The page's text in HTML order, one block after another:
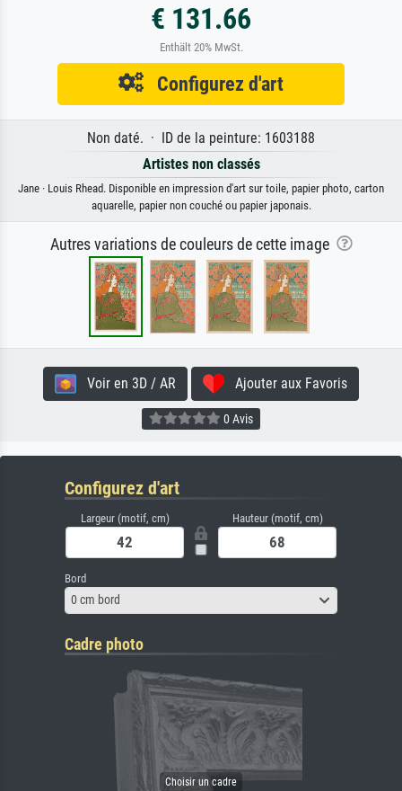
€ 131.66
Enthält 20% MwSt.
Configurez d'art
Non daté. · ID de la peinture: 1603188
Artistes non classés
Jane · Louis Rhead. Disponible en impression d'art sur toile, papier photo, carton
aquarelle, papier non couché ou papier japonais.
Autres variations de couleurs de cette image
Voir en 3D / AR Ajouter aux Favoris
0 Avis
Configurez d'art
Largeur (motif, cm) Hauteur (motif, cm)
Bord
0 cm bord
Cadre photo